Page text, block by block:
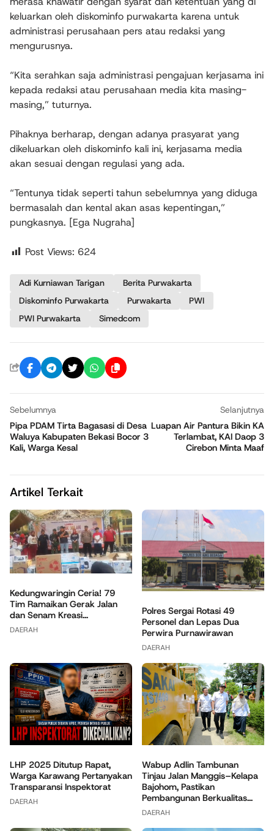
keluarkan oleh diskominfo purwakarta karena untuk
administrasi perusahaan pers atau redaksi yang
mengurusnya.
“Kita serahkan saja administrasi pengajuan kerjasama ini
kepada redaksi atau perusahaan media kita masing-
masing,” tuturnya.
Pihaknya berharap, dengan adanya prasyarat yang
dikeluarkan oleh diskominfo kali ini, kerjasama media
akan sesuai dengan regulasi yang ada.
“Tentunya tidak seperti tahun sebelumnya yang diduga
bermasalah dan kental akan asas kepentingan,”
pungkasnya. [Ega Nugraha]
Post Views: 624
Adi Kurniawan Tarigan
Berita Purwakarta
Diskominfo Purwakarta
Purwakarta
PWI
PWI Purwakarta
Simedcom
Sebelumnya
Pipa PDAM Tirta Bagasasi di Desa
Waluya Kabupaten Bekasi Bocor 3
Kali, Warga Kesal
Selanjutnya
Luapan Air Pantura Bikin KA
Terlambat, KAI Daop 3
Cirebon Minta Maaf
Artikel Terkait
Kedungwaringin Ceria! 79
Tim Ramaikan Gerak Jalan
dan Senam Kreasi...
DAERAH
Polres Sergai Rotasi 49
Personel dan Lepas Dua
Perwira Purnawirawan
DAERAH
LHP 2025 Ditutup Rapat,
Warga Karawang Pertanyakan
Transparansi Inspektorat
DAERAH
Wabup Adlin Tambunan
Tinjau Jalan Manggis–Kelapa
Bajohom, Pastikan
Pembangunan Berkualitas...
DAERAH